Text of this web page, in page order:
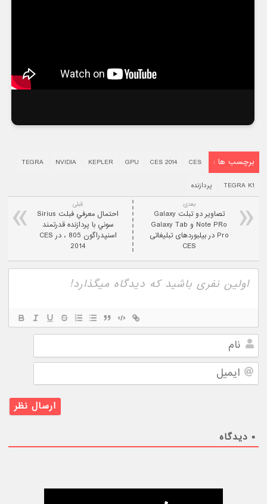
برچسب ها : CES
CES 2014
GPU
KEPLER
NVIDIA
TEGRA
TEGRA K1 پردازنده
قبلی
احتمال معرفي فبلت Sirius
سوني با پردازنده قدرتمند
اسنپدراگون 805 ، در CES
2014
بعدی:
تصاوير دو تبلت Galaxy
Note PRo و Galaxy Tab
Pro در بیلبوردهای تبلیغاتی
CES
نام
ایمیل
۰ دیدگاه